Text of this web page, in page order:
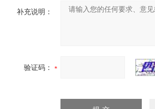
补充说明：
验证码：